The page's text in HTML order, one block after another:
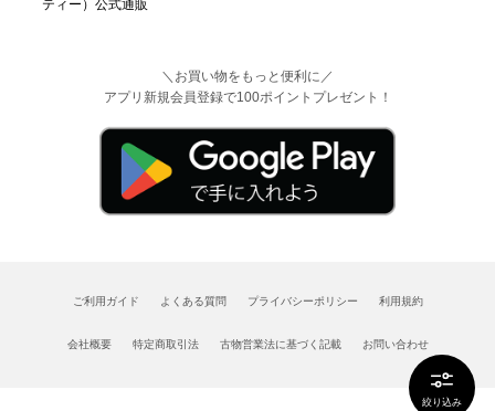
絞り込み
＼お買い物をもっと便利に／
アプリ新規会員登録で100ポイントプレゼント！
ご利用ガイド よくある質問 プライバシーポリシー 利用規約
会社概要 特定商取引法 古物営業法に基づく記載 お問い合わせ